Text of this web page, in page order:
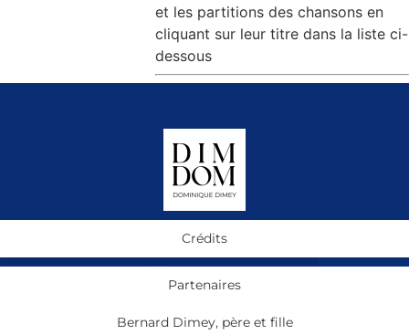
et les partitions des chansons en
cliquant sur leur titre dans la liste ci-
dessous
Crédits
Partenaires
Bernard Dimey, père et fille